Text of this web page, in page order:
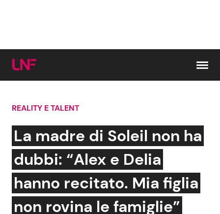
Cerca:
News e Cronaca
Attualità Italiana
Gossip e TV
Bellezze VIP
Coppie VIP
REALITY E TALENT
La madre di Soleil non ha
dubbi: “Alex e Delia
hanno recitato. Mia figlia
non rovina le famiglie”